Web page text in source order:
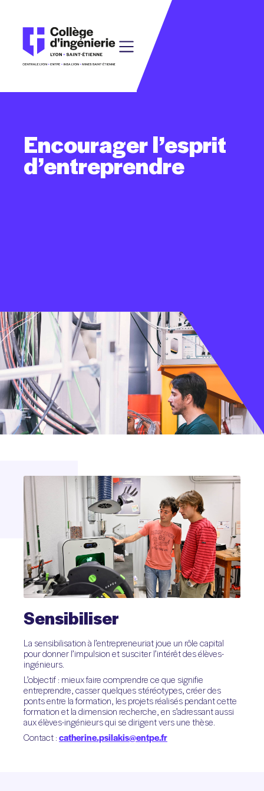
Encouragerl’esprit
d’entreprendre
Sensibiliser
La sensibilisation à l’entrepreneuriat joue un rôle capital
pour donner l’impulsion et susciter l’intérêt des élèves-
ingénieurs.
L’objectif : mieux faire comprendre ce que signifie
entreprendre, casser quelques stéréotypes, créer des
ponts entre la formation, les projets réalisés pendant cette
formation et la dimension recherche, en s’adressant aussi
aux élèves-ingénieurs qui se dirigent vers une thèse.
Contact :catherine.psilakis@entpe.fr